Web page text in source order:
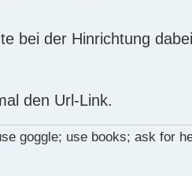
bei der Hinrichtung
den Url-Link.
goggle; use books; ask for